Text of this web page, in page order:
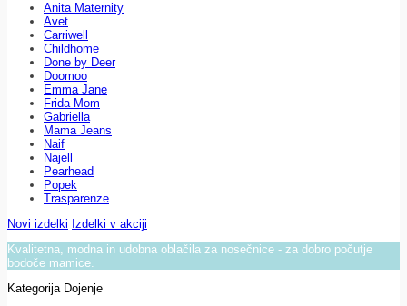
Anita Maternity
Avet
Carriwell
Childhome
Done by Deer
Doomoo
Emma Jane
Frida Mom
Gabriella
Mama Jeans
Naif
Najell
Pearhead
Popek
Trasparenze
Novi izdelki Izdelki v akciji
Kvalitetna, modna in udobna oblačila za nosečnice - za dobro počutje
bodoče mamice.
Kategorija Dojenje